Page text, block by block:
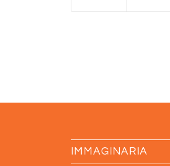
IMMAGINARIA